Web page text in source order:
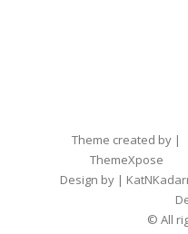
Theme created by |
ThemeXpose
Design by |
© All